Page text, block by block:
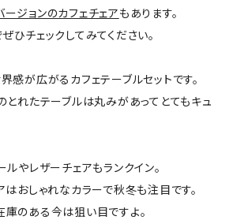
ジョンのカフェチェアもあります。
ひチェックしてみてください。
が広がるカフェテーブルセットです。
とれたテーブルは丸みがあってとてもキュ
やレザーチェアもランクイン。
はおしゃれなカラーで秋冬も注目です。
のある今は狙い目ですよ。